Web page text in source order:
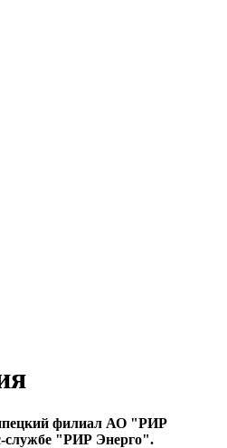
филиал АО "РИР
службе "РИР Энерго".